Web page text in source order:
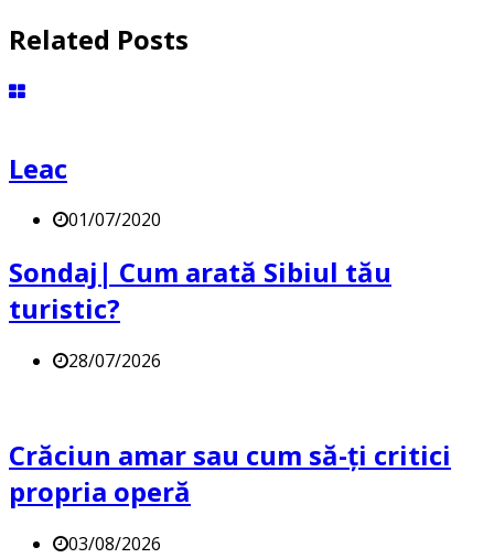
Related Posts
Leac
01/07/2020
Sondaj| Cum arată Sibiul tău
turistic?
28/07/2026
Crăciun amar sau cum să-ți critici
propria operă
03/08/2026